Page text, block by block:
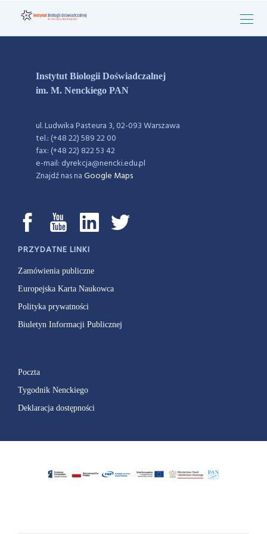
Instytut Biologii Doświadczalnej
im. M. Nenckiego PAN
ul. Ludwika Pasteura 3, 02-093 Warszawa
tel.: (+48 22) 589 22 00
fax: (+48 22) 822 53 42
e-mail: dyrekcja@nencki.edu.pl
Znajdź nas naGoogle Maps
PRZYDATNE LINKI
Zamówienia publiczne
Europejska Karta Naukowca
Polityka prywatności
Biuletyn Informacji Publicznej
Poczta
Tygodnik Nenckiego
Deklaracja dostępności